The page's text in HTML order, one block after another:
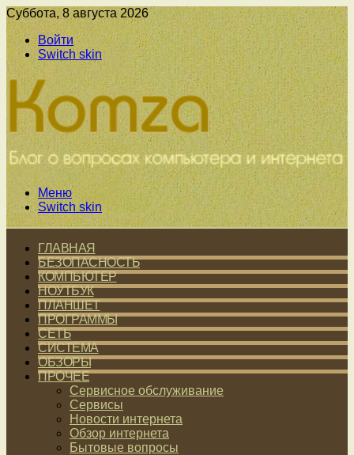
Суббота, 8 августа 2026
Войти
Switch skin
Меню
Switch skin
ГЛАВНАЯ
БЕЗОПАСНОСТЬ
КОМПЬЮТЕР
НОУТБУК
ПЛАНШЕТ
ПРОГРАММЫ
СЕТЬ
СИСТЕМА
ОБЗОРЫ
ПРОЧЕЕ
Сервисное обслуживание
Сервисы
Новости интернета
Обзор интернета
Бытовые вопросы